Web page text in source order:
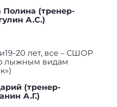
Полина (тренер-
А.С.)
20 лет, все – СШОР
лыжным видам
(тренер-
А.Г.)